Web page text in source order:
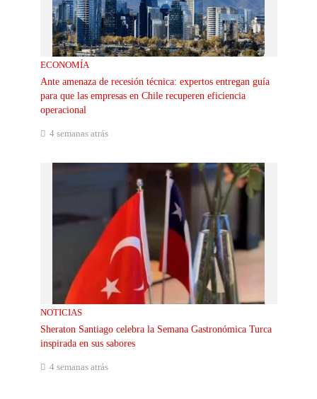
ECONOMÍA
Ante amenaza de recesión técnica: expertos entregan guía
para que las empresas en Chile recuperen eficiencia
operacional
4 semanas atrás
NOTICIAS
Sheraton Santiago celebra la Semana Gastronómica Turca
inspirada en sus sabores
4 semanas atrás